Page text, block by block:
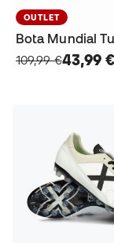
OUTLET
Bota Mundial
109,99 €43,99 €